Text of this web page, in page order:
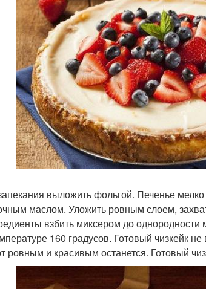
выложить фольгой. Печенье
маслом. Уложить ровным слоем,
взбить миксером до
160 градусов. Готовый чизкейк
ровным и красивым останется. Готовый